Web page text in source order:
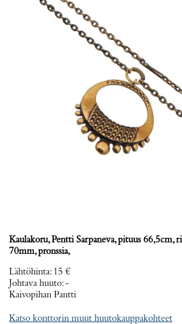
Kaulakoru, Pentti Sarpaneva, pituus 66,5cm,
70mm, pronssia,
Lähtöhinta: 15 €
Johtava huuto:-
Kaivopihan Pantti
Katso konttorin muut huutokauppakohteet